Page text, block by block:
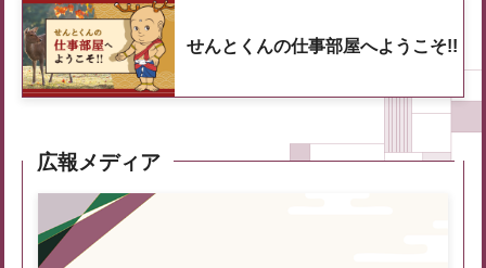
せんとくんの仕事部屋へようこそ!!
広報メディア